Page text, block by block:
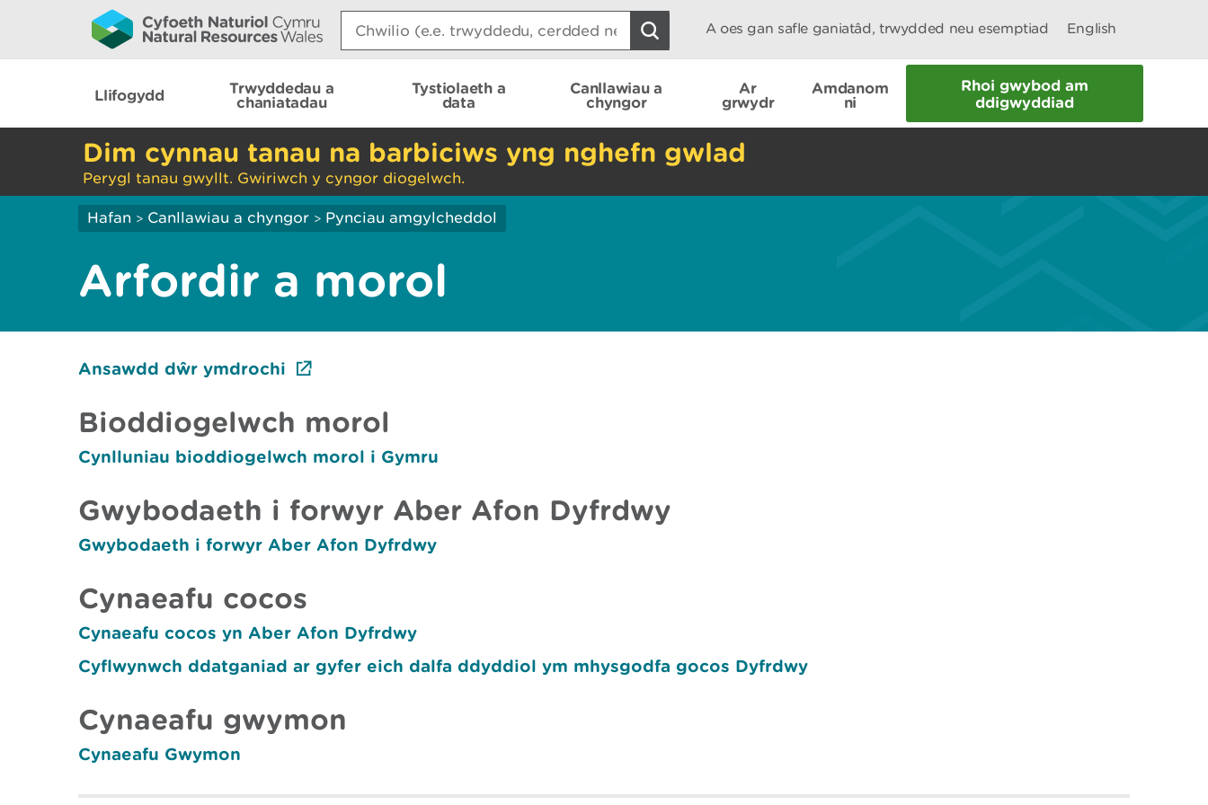
Search:
A oes gan safle ganiatâd, trwydded neu esemptiad English
Llifogydd
Trwyddedau a
chaniatadau
Tystiolaeth a
data
Canllawiau a
chyngor
Ar
grwydr
Amdanom
ni
Rhoi gwybod am
ddigwyddiad
Dim cynnau tanau na barbiciws yng nghefn gwlad
Perygl tanau gwyllt. Gwiriwch y cyngor diogelwch.
Hafan > Canllawiau a chyngor > Pynciau amgylcheddol
Arfordir a morol
Ansawdd dŵr ymdrochi
Bioddiogelwch morol
Cynlluniau bioddiogelwch morol i Gymru
Gwybodaeth i forwyr Aber Afon Dyfrdwy
Gwybodaeth i forwyr Aber Afon Dyfrdwy
Cynaeafu cocos
Cynaeafu cocos yn Aber Afon Dyfrdwy
Cyflwynwch ddatganiad ar gyfer eich dalfa ddyddiol ym mhysgodfa gocos Dyfrdwy
Cynaeafu gwymon
Cynaeafu Gwymon